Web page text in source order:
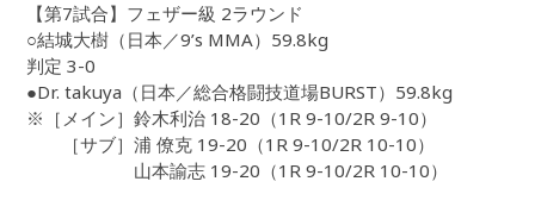
【第7試合】フェザー級 2ラウンド
○結城大樹（日本／9’s MMA）59.8kg
判定 3-0
●Dr. takuya（日本／総合格闘技道場BURST）59.8kg
※［メイン］鈴木利治 18-20（1R 9-10/2R 9-10）
［サブ］浦 僚克 19-20（1R 9-10/2R 10-10）
山本諭志 19-20（1R 9-10/2R 10-10）